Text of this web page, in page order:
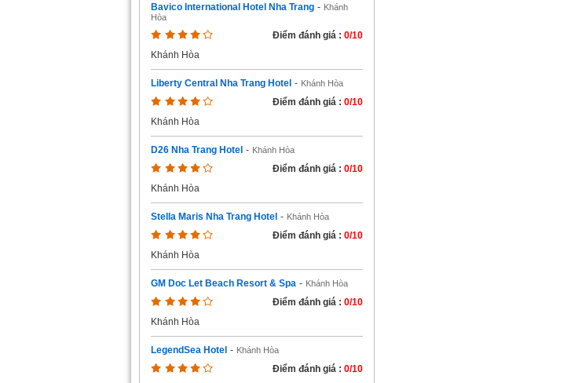
Bavico International Hotel Nha Trang - Khánh
Hòa
Điểm đánh giá : 0/10
Khánh Hòa
Liberty Central Nha Trang Hotel - Khánh Hòa
Điểm đánh giá : 0/10
Khánh Hòa
D26 Nha Trang Hotel - Khánh Hòa
Điểm đánh giá : 0/10
Khánh Hòa
Stella Maris Nha Trang Hotel - Khánh Hòa
Điểm đánh giá : 0/10
Khánh Hòa
GM Doc Let Beach Resort & Spa - Khánh Hòa
Điểm đánh giá : 0/10
Khánh Hòa
LegendSea Hotel - Khánh Hòa
Điểm đánh giá : 0/10